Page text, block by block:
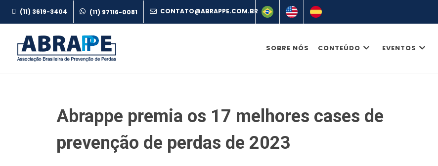
(11) 3619-3404 (11) 97116-0081
SOBRE NÓS CONTEÚDO EVENTOS
Abrappe premia os 17 melhores cases de
prevenção de perdas de 2023